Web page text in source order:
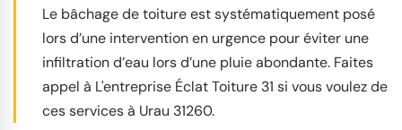
Le bâchage de toiture est systématiquement posé
lors d’une intervention en urgence pour éviter une
infiltration d’eau lors d’une pluie abondante. Faites
appel à L'entreprise Éclat Toiture 31 si vous voulez de
ces services à Urau 31260.